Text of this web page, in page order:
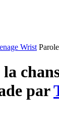
Wrist
la
par